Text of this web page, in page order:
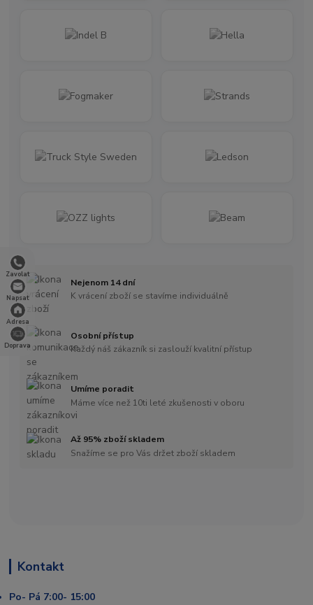
Zavolat
Napsat
Adresa
Doprava
Nejenom 14 dní
K vrácení zboží se stavíme individuálně
Osobní přístup
Každý náš zákazník si zaslouží kvalitní přístup
Umíme poradit
Máme více než 10ti leté zkušenosti v oboru
Až 95% zboží skladem
Snažíme se pro Vás držet zboží skladem
Kontakt
Po- Pá 7:00- 15:00